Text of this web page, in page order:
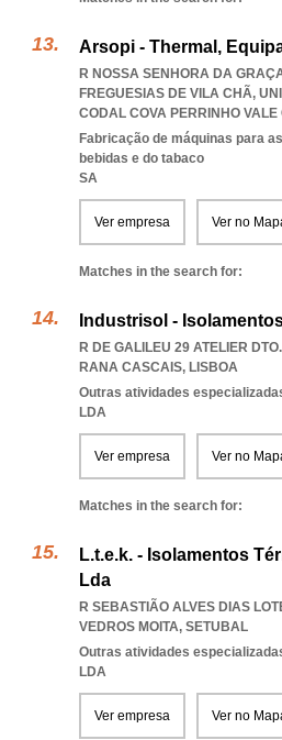
Arsopi - Thermal,
R NOSSA SENHORA DA
FREGUESIAS DE VILA CHÃ,
CODAL COVA PERRINHO
Fabricação de máquinas para
bebidas e do tabaco
SA
Ver empresa Ver no
Matches in the search for:
Industrisol -
R DE GALILEU 29 ATELIER
RANA CASCAIS, LISBOA
Outras atividades
LDA
Ver empresa Ver no
Matches in the search for:
L.t.e.k. - Isolamentos
Lda
R SEBASTIÃO ALVES DIAS
VEDROS MOITA, SETUBAL
Outras atividades
LDA
Ver empresa Ver no